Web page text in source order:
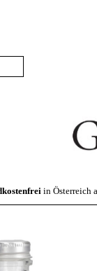
in Österreich